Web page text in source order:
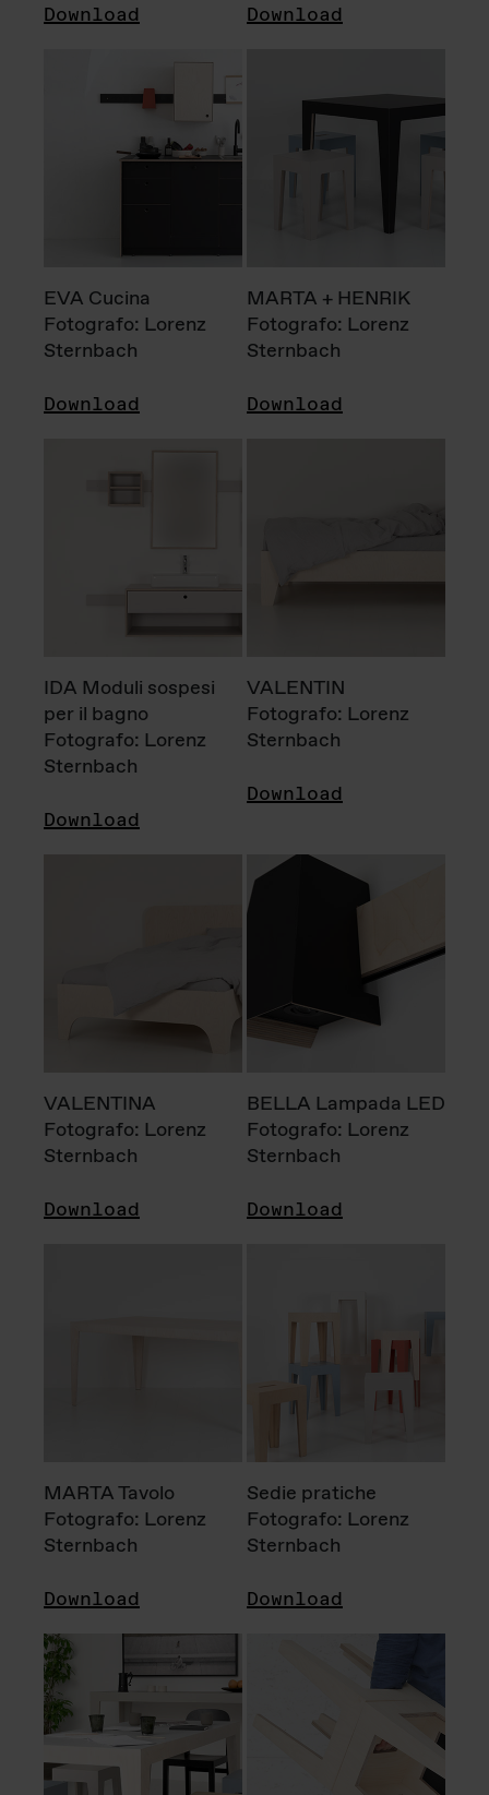
Download Download
EVA Cucina
Fotografo: Lorenz
Sternbach
Download
MARTA + HENRIK
Fotografo: Lorenz
Sternbach
Download
IDA Moduli sospesi
per il bagno
Fotografo: Lorenz
Sternbach
Download
VALENTIN
Fotografo: Lorenz
Sternbach
Download
VALENTINA
Fotografo: Lorenz
Sternbach
Download
BELLA Lampada LED
Fotografo: Lorenz
Sternbach
Download
MARTA Tavolo
Fotografo: Lorenz
Sternbach
Download
Sedie pratiche
Fotografo: Lorenz
Sternbach
Download